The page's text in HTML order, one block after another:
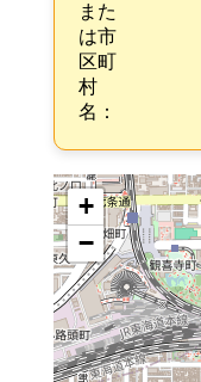
また
は市
区町
村
名：
+
−